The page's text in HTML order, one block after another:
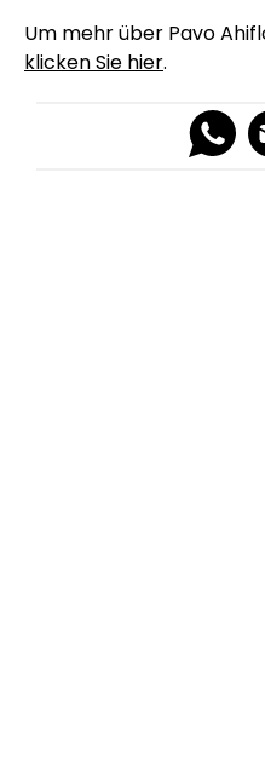
Um mehr über Pavo
klicken Sie hier.